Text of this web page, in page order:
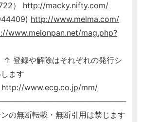
） http://macky.nifty.com/
http://www.melma.com/
www.melonpan.net/mag.php?
はそれぞれの発行シ
ます
http://www.ecg.co.jp/mm/
の無断転載・無断引用は禁じます